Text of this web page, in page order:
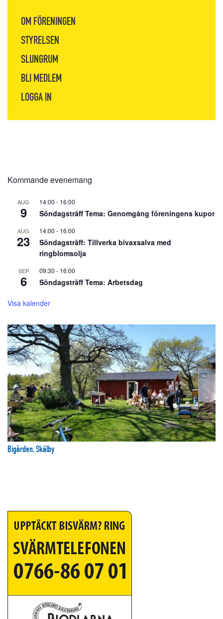
OM FÖRENINGEN
STYRELSEN
SLUNGRUM
BLI MEDLEM
LOGGA IN
Kommande evenemang
AUG
9
14:00 - 16:00
Söndagsträff Tema: Genomgång föreningens kupor
AUG
23
14:00 - 16:00
Söndagsträff: Tillverka bivaxsalva med
ringblomsolja
SEP
6
09:30 - 16:00
Söndagsträff Tema: Arbetsdag
Visa kalender
Bigården, Skälby